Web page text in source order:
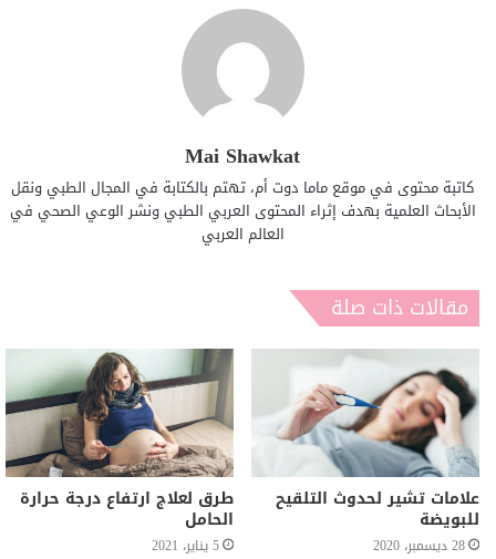
Mai Shawkat
كاتبة محتوى في موقع ماما دوت أم، تهتم بالكتابة في المجال الطبي ونقل
الأبحاث العلمية بهدف إثراء المحتوى العربي الطبي ونشر الوعي الصحي في
العالم العربي
مقالات ذات صلة
علامات تشير لحدوث التلقيح
للبويضة
28 ديسمبر، 2020
طرق لعلاج ارتفاع درجة حرارة
الحامل
5 يناير، 2021